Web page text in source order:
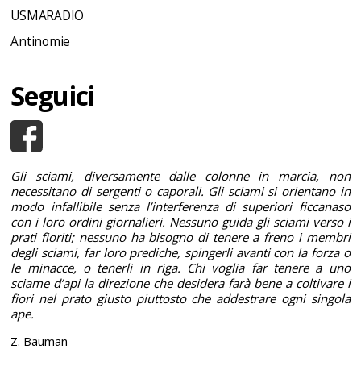
USMARADIO
Antinomie
Seguici
Gli sciami, diversamente dalle colonne in marcia, non
necessitano di sergenti o caporali. Gli sciami si orientano in
modo infallibile senza l’interferenza di superiori ficcanaso
con i loro ordini giornalieri. Nessuno guida gli sciami verso i
prati fioriti; nessuno ha bisogno di tenere a freno i membri
degli sciami, far loro prediche, spingerli avanti con la forza o
le minacce, o tenerli in riga. Chi voglia far tenere a uno
sciame d’api la direzione che desidera farà bene a coltivare i
fiori nel prato giusto piuttosto che addestrare ogni singola
ape.
Z. Bauman